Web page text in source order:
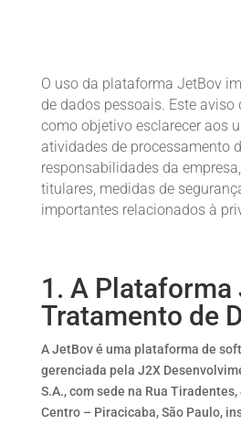
O uso da plataforma JetBov
de dados pessoais. Este aviso
como objetivo esclarecer aos
atividades de processamento
responsabilidades da
titulares, medidas de
importantes relacionados à
1. A Plataforma
Tratamento de
A JetBov é uma plataforma de
gerenciada pela J2X
S.A., com sede na Rua
Centro – Piracicaba, São Paulo,